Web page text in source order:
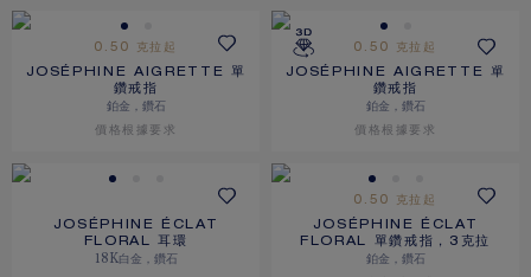
0.50 克拉起
JOSÉPHINE AIGRETTE 單
鑽戒指
鉑金，鑽石
價格根據要求
0.50 克拉起
JOSÉPHINE AIGRETTE 單
鑽戒指
鉑金，鑽石
價格根據要求
JOSÉPHINE ÉCLAT
FLORAL 耳環
18K白金，鑽石
0.50 克拉起
JOSÉPHINE ÉCLAT
FLORAL 單鑽戒指，3克拉
鉑金，鑽石